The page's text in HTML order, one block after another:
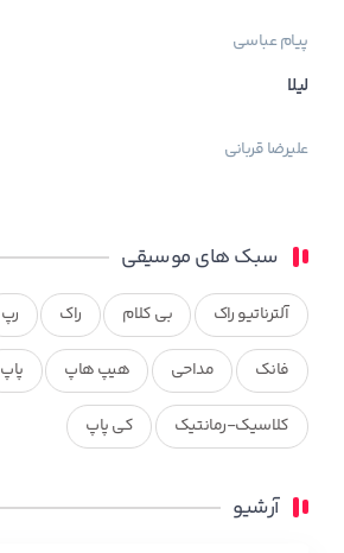
پیام عباسی
لیلا
علیرضا قربانی
سبک های موسیقی
آلترناتیو راک بی کلام راک رپ
فانک مداحی هیپ هاپ پاپ
کلاسیک-رمانتیک کی پاپ
آرشیو